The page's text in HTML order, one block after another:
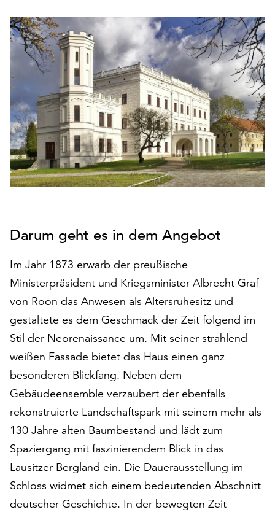
Betrieb
der
Seite
notwendig
sind
(funktionale
Cookies),
sowie
solche,
die
lediglich
zu
werden.
Klicken
auf
„Alle
akzeptieren“,
um
alle
Cookies
zu
akzeptieren.
Sie
können
Ihr
Einverständnis
jederzeit
ändern
und
widerrufen.
Darum geht es in dem Angebot
Im Jahr 1873 erwarb der preußische
Ministerpräsident und Kriegsminister Albrecht Graf
von Roon das Anwesen als Altersruhesitz und
gestaltete es dem Geschmack der Zeit folgend im
Stil der Neorenaissance um. Mit seiner strahlend
weißen Fassade bietet das Haus einen ganz
besonderen Blickfang. Neben dem
Gebäudeensemble verzaubert der ebenfalls
rekonstruierte Landschaftspark mit seinem mehr als
130 Jahre alten Baumbestand und lädt zum
Spaziergang mit faszinierendem Blick in das
Lausitzer Bergland ein. Die Dauerausstellung im
Schloss widmet sich einem bedeutenden Abschnitt
deutscher Geschichte. In der bewegten Zeit